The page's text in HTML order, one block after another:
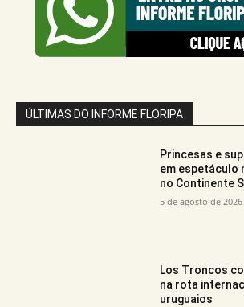
ÚLTIMAS DO INFORME FLORIPA
Princesas e
em espetáculo
no Continente
5 de agosto de 2026
Los Troncos
na rota
uruguaios